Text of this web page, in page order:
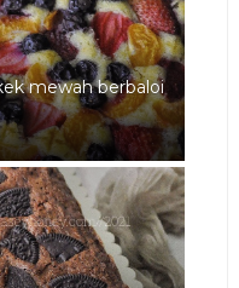
mewah berbaloi